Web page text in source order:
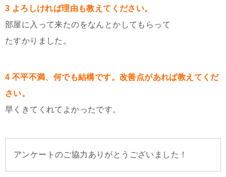
3 よろしければ理由も教えてください。
部屋に入って来たのをなんとかしてもらって
たすかりました。
4 不平不満、何でも結構です。改善点があれば教えてくだ
さい。
早くきてくれてよかったです。
アンケートのご協力ありがとうございました！